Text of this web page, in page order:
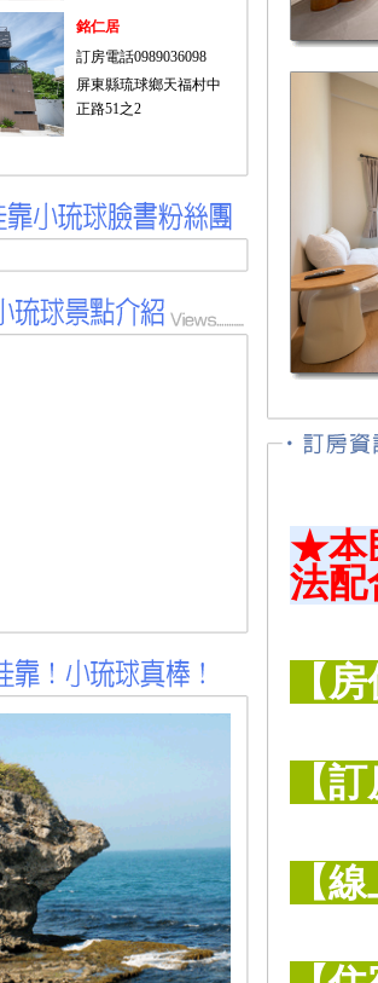
銘仁居
訂房電話0989036098
屏東縣琉球鄉天福村中
正路51之2
★本
法配
【
【
【